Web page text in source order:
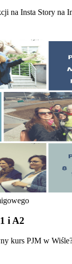
na Insta Story na
i A2
kurs PJM w